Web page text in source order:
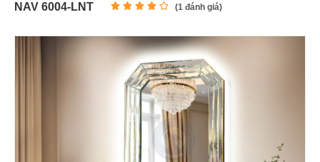
NAV 6004-LNT
(1 đánh giá)